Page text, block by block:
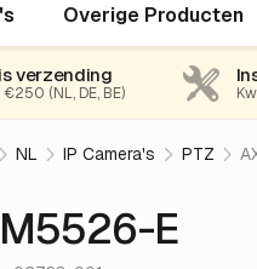
Overige Producten
M5526-E
verzending
(NL, DE, BE)
NL IP Camera's PTZ
E